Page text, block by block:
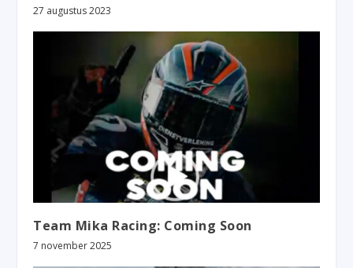
27 augustus 2023
Team Mika Racing: Coming Soon
7 november 2025